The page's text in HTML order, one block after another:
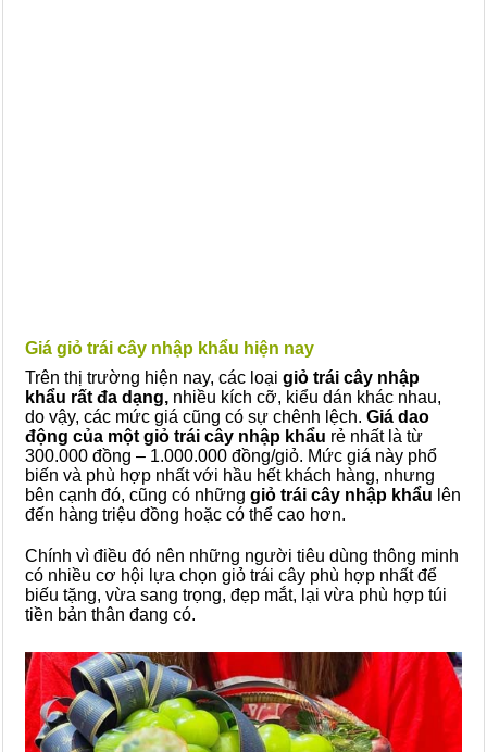
Giá giỏ trái cây nhập khẩu hiện nay
Trên thị trường hiện nay, các loại giỏ trái cây nhập
khẩu rất đa dạng, nhiều kích cỡ, kiểu dán khác nhau,
do vậy, các mức giá cũng có sự chênh lệch. Giá dao
động của một giỏ trái cây nhập khẩu rẻ nhất là từ
300.000 đồng – 1.000.000 đồng/giỏ. Mức giá này phổ
biến và phù hợp nhất với hầu hết khách hàng, nhưng
bên cạnh đó, cũng có những giỏ trái cây nhập khẩu lên
đến hàng triệu đồng hoặc có thể cao hơn.
Chính vì điều đó nên những người tiêu dùng thông minh
có nhiều cơ hội lựa chọn giỏ trái cây phù hợp nhất để
biếu tặng, vừa sang trọng, đẹp mắt, lại vừa phù hợp túi
tiền bản thân đang có.